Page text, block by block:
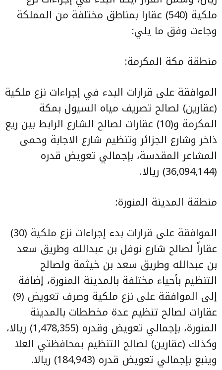
ملكية (540) عقارا بمناطق مختلفة من المملكة
وجاءت وفق ما يلي:
منطقة مكة المكرمة:
الموافقة على قرارات البدء في إجراءات نزع ملكية
(عقارين) لصالح تصريف مياه السيول بمكة
المكرمة و(10) عقارات لصالح الشارع الرابط بين ريع
ذاخر وشارع الجزائر وتنظيم شارع الاجابة وحمى
المشاعر المقدسة، بإجمالي تعويض قدره
(36,094,144) ريالا.
منطقة المدينة المنورة:
الموافقة على قرارات بدء إجراءات نزع ملكية (30)
عقاراً لصالح شارع نوفل بن عبدالله وطريق سعد
بن عبدالله وطريق سعد بن خيثمة ولصالح
التنظيم بأحياء مختلفة بالمدينة المنورة، إضافة
إلى الموافقة على نزع ملكية وصرف تعويض (9)
عقارات لصالح تنظيم عدة مخططات بالمدينة
المنورة، بإجمالي تعويض وقدره (1,478,355) ريالا،
وكذلك (عقارين) لصالح التنظيم بمحافظتي العلا
وينبع بإجمالي تعويض قدره (184,943) ريالا.